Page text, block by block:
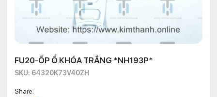
FU20-ỐP Ổ KHÓA TRẮNG *NH193P*
SKU: 64320K73V40ZH
Share: